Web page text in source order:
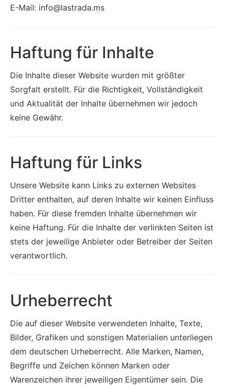
E-Mail: info@lastrada.ms
Haftung für Inhalte
Die Inhalte dieser Website wurden mit größter
Sorgfalt erstellt. Für die Richtigkeit, Vollständigkeit
und Aktualität der Inhalte übernehmen wir jedoch
keine Gewähr.
Haftung für Links
Unsere Website kann Links zu externen Websites
Dritter enthalten, auf deren Inhalte wir keinen Einfluss
haben. Für diese fremden Inhalte übernehmen wir
keine Haftung. Für die Inhalte der verlinkten Seiten ist
stets der jeweilige Anbieter oder Betreiber der Seiten
verantwortlich.
Urheberrecht
Die auf dieser Website verwendeten Inhalte, Texte,
Bilder, Grafiken und sonstigen Materialien unterliegen
dem deutschen Urheberrecht. Alle Marken, Namen,
Begriffe und Zeichen können Marken oder
Warenzeichen ihrer jeweiligen Eigentümer sein. Die